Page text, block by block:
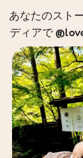
あなたのスト
ディアで